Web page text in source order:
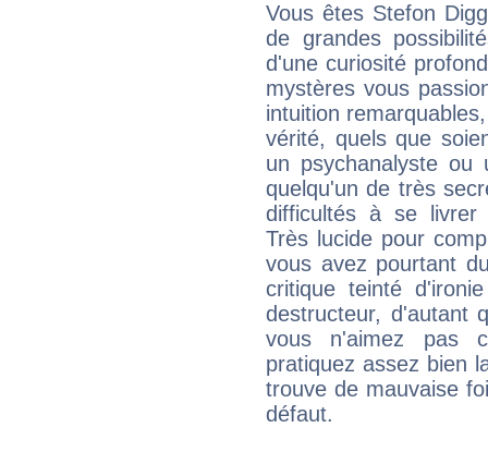
Vous êtes Stefon
de grandes
d'une curiosité
mystères vous
intuition
vérité, quels que
un psychanalyste ou
quelqu'un de très
difficultés à se livrer
Très lucide pour
vous avez pourtant
critique teinté
destructeur, d'autant
vous n'aimez pas
pratiquez assez bien
trouve de mauvaise
défaut.